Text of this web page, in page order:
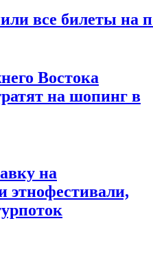
все билеты на
Востока
на шопинг в
на
этнофестивали,